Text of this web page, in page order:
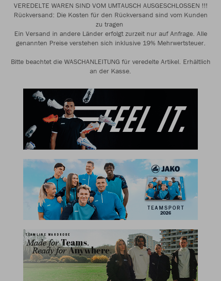
VEREDELTE WAREN SIND VOM UMTAUSCH AUSGESCHLOSSEN !!!
Rückversand: Die Kosten für den Rückversand sind vom Kunden
zu tragen
Ein Versand in andere Länder erfolgt zurzeit nur auf Anfrage. Alle
genannten Preise verstehen sich inklusive 19% Mehrwertsteuer.
Bitte beachtet die WASCHANLEITUNG für veredelte Artikel. Erhältlich
an der Kasse.